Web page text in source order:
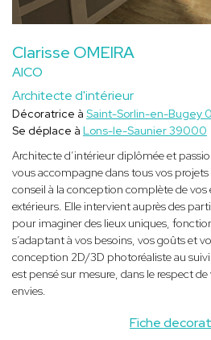
Clarisse OMEIRA
AICO
Architecte d'intérieur
Fiche
Décoratrice à Saint-Sorlin-en-Bugey
Se déplace à Lons-le-Saunier 39000
Architecte d’intérieur diplômée et
vous accompagne dans tous vos
conseil à la conception complète de
extérieurs. Elle intervient auprès des
pour imaginer des lieux uniques,
s’adaptant à vos besoins, vos goûts et
conception 2D/3D photoréaliste au
est pensé sur mesure, dans le respect
envies.